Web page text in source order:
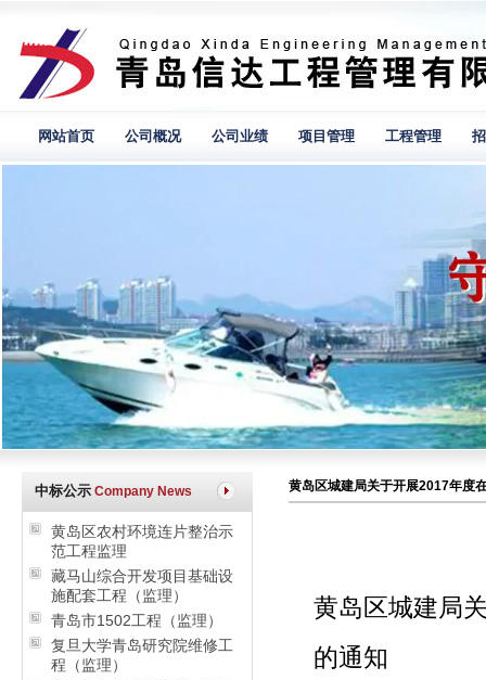
网站首页 公司概况 公司业绩 项目管理 工程管理
中标公示 Company News
黄岛区农村环境连片整治示
范工程监理
藏马山综合开发项目基础设
施配套工程（监理）
青岛市1502工程（监理）
复旦大学青岛研究院维修工
程（监理）
黄岛区城建局关于开展2017年度
黄岛区城建局
的通知